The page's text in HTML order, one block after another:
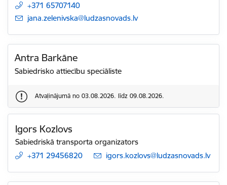
+371 65707140
E-pasts:
jana.zelenivska@ludzasnovads.lv
Antra Barkāne
Sabiedrisko attiecību speciāliste
Atvaļinājumā no 03.08.2026. līdz 09.08.2026.
Igors Kozlovs
Sabiedriskā transporta organizators
+371 29456820
E-pasts:
igors.kozlovs@ludzasnovads.lv